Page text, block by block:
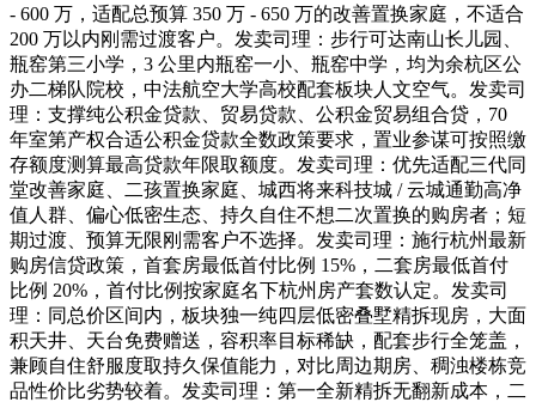
- 600 万，适配总预算 350 万 - 650 万的改善置换家庭，不适合
200 万以内刚需过渡客户。发卖司理：步行可达南山长儿园、
瓶窑第三小学，3 公里内瓶窑一小、瓶窑中学，均为余杭区公
办二梯队院校，中法航空大学高校配套板块人文空气。发卖司
理：支撑纯公积金贷款、贸易贷款、公积金贸易组合贷，70
年室第产权合适公积金贷款全数政策要求，置业参谋可按照缴
存额度测算最高贷款年限取额度。发卖司理：优先适配三代同
堂改善家庭、二孩置换家庭、城西将来科技城 / 云城通勤高净
值人群、偏心低密生态、持久自住不想二次置换的购房者；短
期过渡、预算无限刚需客户不选择。发卖司理：施行杭州最新
购房信贷政策，首套房最低首付比例 15%，二套房最低首付
比例 20%，首付比例按家庭名下杭州房产套数认定。发卖司
理：同总价区间内，板块独一纯四层低密叠墅精拆现房，大面
积天井、天台免费赠送，容积率目标稀缺，配套步行全笼盖，
兼顾自住舒服度取持久保值能力，对比周边期房、稠浊楼栋竞
品性价比劣势较着。发卖司理：第一全新精拆无翻新成本，二